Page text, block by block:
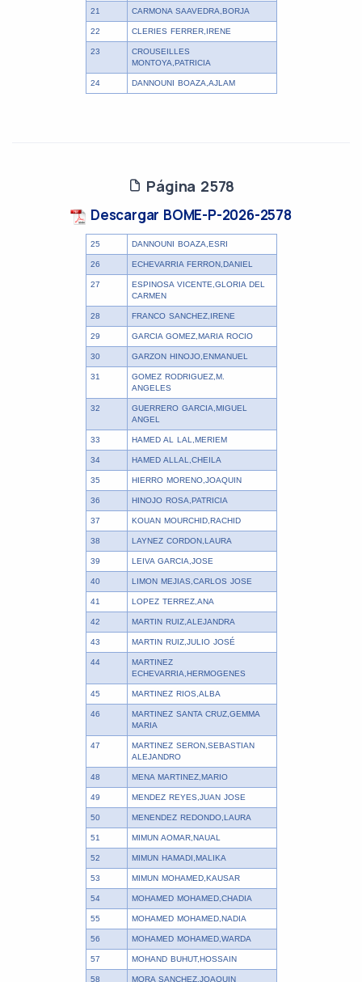
21 CARMONA SAAVEDRA,BORJA
22 CLERIES FERRER,IRENE
23
CROUSEILLES
MONTOYA,PATRICIA
24 DANNOUNI BOAZA,AJLAM
Página 2578
Descargar BOME-P-2026-2578
25 DANNOUNI BOAZA,ESRI
26 ECHEVARRIA FERRON,DANIEL
27
ESPINOSA VICENTE,GLORIA DEL
CARMEN
28 FRANCO SANCHEZ,IRENE
29 GARCIA GOMEZ,MARIA ROCIO
30 GARZON HINOJO,ENMANUEL
31
GOMEZ RODRIGUEZ,M.
ANGELES
32
GUERRERO GARCIA,MIGUEL
ANGEL
33 HAMED AL LAL,MERIEM
34 HAMED ALLAL,CHEILA
35 HIERRO MORENO,JOAQUIN
36 HINOJO ROSA,PATRICIA
37 KOUAN MOURCHID,RACHID
38 LAYNEZ CORDON,LAURA
39 LEIVA GARCIA,JOSE
40 LIMON MEJIAS,CARLOS JOSE
41 LOPEZ TERREZ,ANA
42 MARTIN RUIZ,ALEJANDRA
43 MARTIN RUIZ,JULIO JOSÉ
44
MARTINEZ
ECHEVARRIA,HERMOGENES
45 MARTINEZ RIOS,ALBA
46
MARTINEZ SANTA CRUZ,GEMMA
MARIA
47
MARTINEZ SERON,SEBASTIAN
ALEJANDRO
48 MENA MARTINEZ,MARIO
49 MENDEZ REYES,JUAN JOSE
50 MENENDEZ REDONDO,LAURA
51 MIMUN AOMAR,NAUAL
52 MIMUN HAMADI,MALIKA
53 MIMUN MOHAMED,KAUSAR
54 MOHAMED MOHAMED,CHADIA
55 MOHAMED MOHAMED,NADIA
56 MOHAMED MOHAMED,WARDA
57 MOHAND BUHUT,HOSSAIN
58 MORA SANCHEZ,JOAQUIN